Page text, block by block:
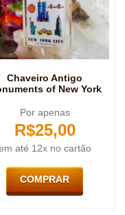
Chaveiro Antigo
of New York
Por apenas
R$25,00
até 12x no cartão
COMPRAR